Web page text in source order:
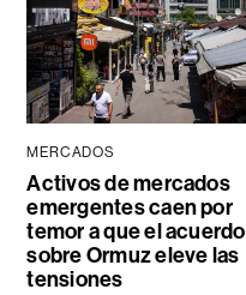
MERCADOS
Activos de mercados
emergentes caen por
temor a que el acuerdo
sobre Ormuz eleve las
tensiones